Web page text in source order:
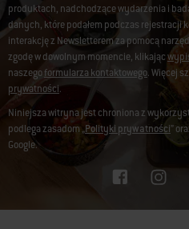
produktach, nadchodzące wydarzenia i
danych, które podałem podczas rejestracji
interakcję z Newsletterem za pomocą
zgodę w dowolnym momencie, klikając
naszegoformularza kontaktowego. Więcej
prywatności.
Niniejsza witryna jest chroniona z
podlega zasadom „Polityki prywatności”
Google.